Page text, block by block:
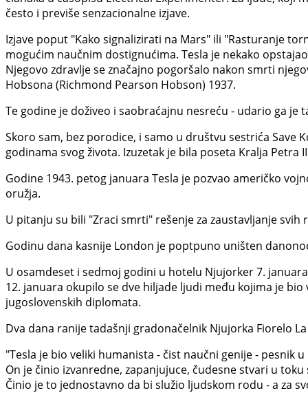
često i previše senzacionalne izjave.
Izjave poput "Kako signalizirati na Mars" ili "Rasturanje
mogućim naučnim dostignućima. Tesla je nekako
Njegovo zdravlje se značajno pogoršalo nakon smrti
Hobsona (Richmond Pearson Hobson) 1937.
Te godine je doživeo i saobraćajnu nesreću - udario ga je
Skoro sam, bez porodice, i samo u društvu sestrića Save
godinama svog života. Izuzetak je bila poseta Kralja
Godine 1943. petog januara Tesla je pozvao američko
oružja.
U pitanju su bili "Zraci smrti" rešenje za zaustavljanje
Godinu dana kasnije London je poptpuno uništen
U osamdeset i sedmoj godini u hotelu Njujorker 7.
12. januara okupilo se dve hiljade ljudi među kojima je
jugoslovenskih diplomata.
Dva dana ranije tadašnji gradonačelnik Njujorka Fiorelo
"Tesla je bio veliki humanista - čist naučni genije - pesnik u
On je činio izvanredne, zapanjujuce, čudesne stvari u toku
Činio je to jednostavno da bi služio ljudskom rodu - a za